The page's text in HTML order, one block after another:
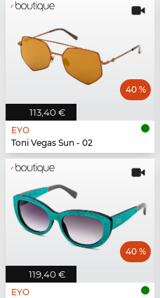
113,40 €
40 %
EYO
Toni Vegas Sun - 02
119,40 €
40 %
EYO